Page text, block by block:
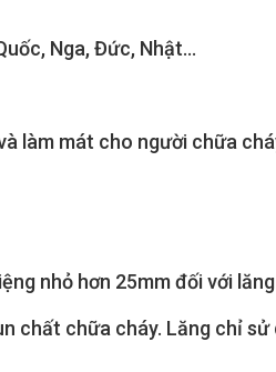
Nga, Đức, Nhật...
làm mát cho người chữa
nhỏ hơn 25mm đối với
chất chữa cháy. Lăng chỉ sử